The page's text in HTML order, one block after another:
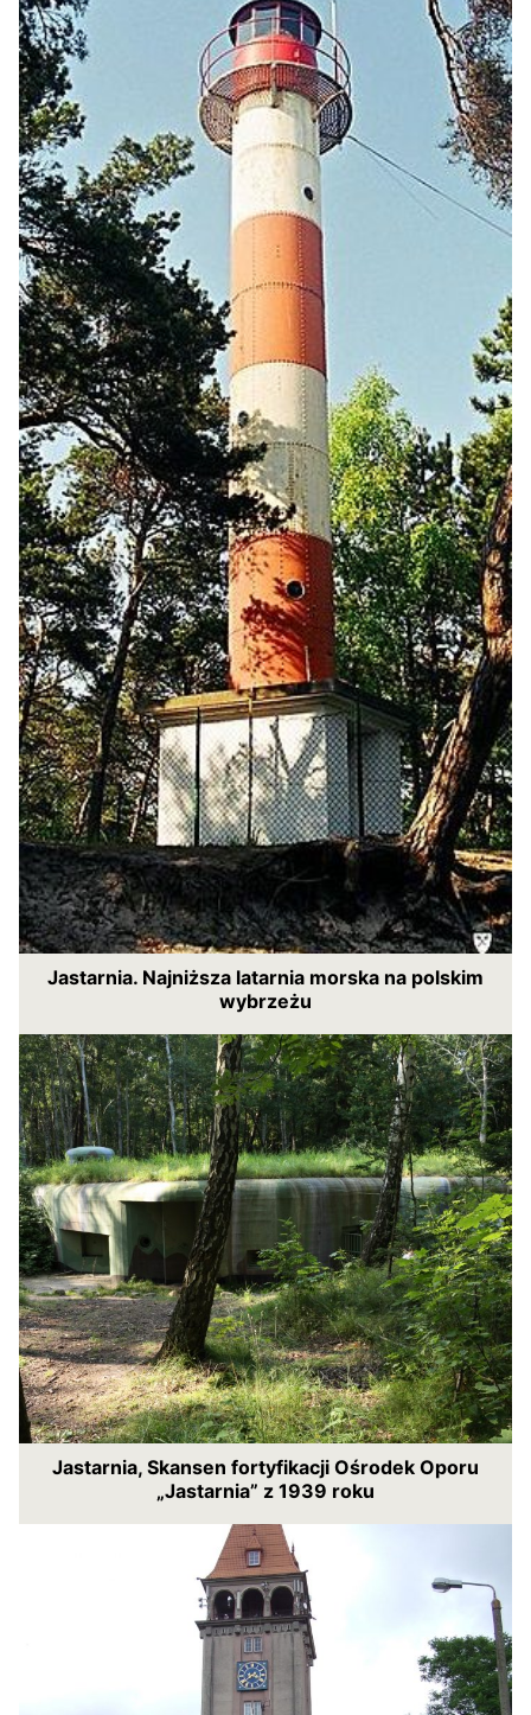
Jastarnia. Najniższa latarnia morska na polskim
wybrzeżu
Jastarnia, Skansen fortyfikacji Ośrodek Oporu
„Jastarnia” z 1939 roku